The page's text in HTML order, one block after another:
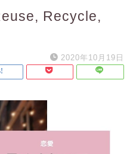
Recycle,
2020年10月19日